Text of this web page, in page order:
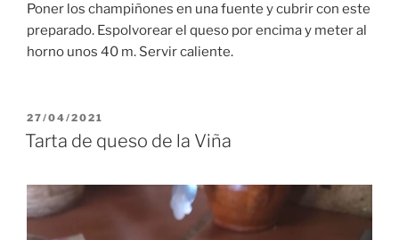
Poner los champiñones en una fuente y cubrir con este
preparado. Espolvorear el queso por encima y meter al
horno unos 40 m. Servir caliente.
PUBLICADO
EL
27/04/2021
Tarta de queso de la Viña